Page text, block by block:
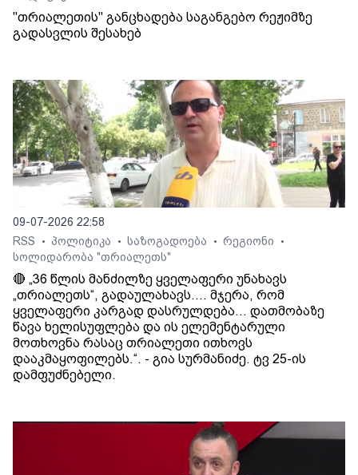
"თრიალეთის" განცხადება საგანგებო რეჟიმზე
გადასვლის შესახებ
09-07-2026 22:58
RSS
• პოლიტიკა • საზოგადოება • რეგიონი •
სოლიდარობა "თრიალეთს"
🔴 „36 წლის მანძილზე ყველაფერი უნახავს
„თრიალეთს“, გადაულახავს.... მჯერა, რომ
ყველაფერი კარგად დასრულდება... დათმობაზე
წავა ხელისუფლება და ის ელემენტარული
მოთხოვნა რასაც თრიალეთი ითხოვს
დააკმაყოფილებს.“. - გია სურმანიძე. ტვ 25-ის
დამფუძნებელი.